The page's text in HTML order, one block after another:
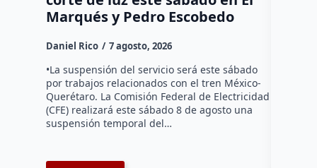
Marqués y Pedro Escobedo
Daniel Rico 7 agosto, 2026
•La suspensión del servicio será este sábado
por trabajos relacionados con el tren México-
Querétaro. La Comisión Federal de Electricidad
(CFE) realizará este sábado 8 de agosto una
suspensión temporal del…